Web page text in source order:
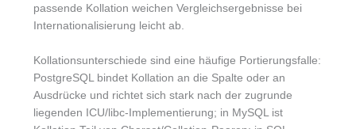
passende Kollation weichen Vergleichsergebnisse bei
Internationalisierung leicht ab.
Kollationsunterschiede sind eine häufige Portierungsfalle:
PostgreSQL bindet Kollation an die Spalte oder an
Ausdrücke und richtet sich stark nach der zugrunde
liegenden ICU/libc-Implementierung; in MySQL ist